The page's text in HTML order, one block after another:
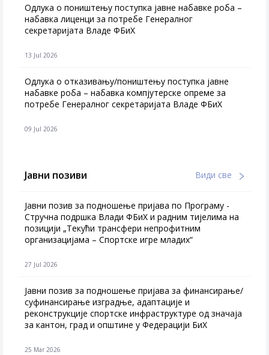
Одлука о поништењу поступка јавне набавке роба –
набавка лиценци за потребе Генералног
секретаријата Владе ФБиХ
13 Jul 2026
Одлука о отказивању/поништењу поступка јавне
набавке роба – набавка компјутерске опреме за
потребе Генералног секретаријата Владе ФБиХ
09 Jul 2026
Јавни позиви Види све
Јавни позив за подношење пријава по Програму -
Стручна подршка Влади ФБиХ и радним тијелима на
позицији „Текући трансфери непрофитним
организацијама – Спортске игре младих“
27 Jul 2026
Jавни позив за подношење пријава за финансирање/
суфинансирање изградње, адаптације и
реконструкције спортске инфраструктуре од значаја
за кантон, град и општине у Федерацији БиХ
25 Mar 2026